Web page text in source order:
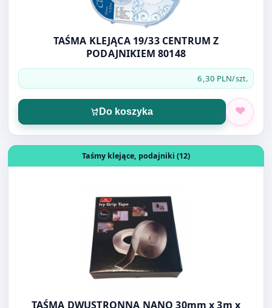
Do koszyka
Otwórz produkt: TAŚMA DWUSTRONNA NANO 30mm x
Taśmy klejące, podajniki (12)
TAŚMA DWUSTRONNA NANO 30mm x 3m x
1mm